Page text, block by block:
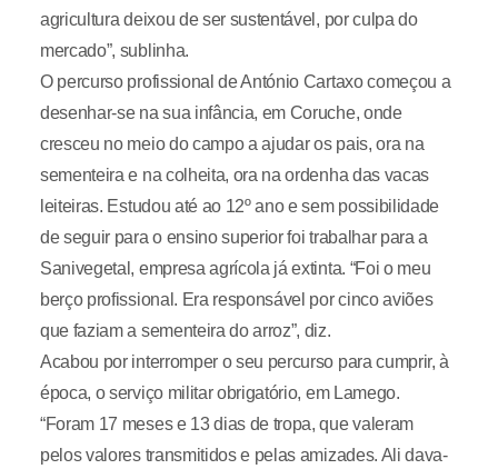
agricultura deixou de ser sustentável, por culpa do
mercado”, sublinha.
O percurso profissional de António Cartaxo começou a
desenhar-se na sua infância, em Coruche, onde
cresceu no meio do campo a ajudar os pais, ora na
sementeira e na colheita, ora na ordenha das vacas
leiteiras. Estudou até ao 12º ano e sem possibilidade
de seguir para o ensino superior foi trabalhar para a
Sanivegetal, empresa agrícola já extinta. “Foi o meu
berço profissional. Era responsável por cinco aviões
que faziam a sementeira do arroz”, diz.
Acabou por interromper o seu percurso para cumprir, à
época, o serviço militar obrigatório, em Lamego.
“Foram 17 meses e 13 dias de tropa, que valeram
pelos valores transmitidos e pelas amizades. Ali dava-